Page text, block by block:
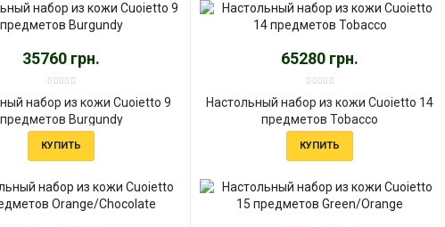
35760 грн.
набор из кожи Cuoietto 9
предметов Burgundy
КУПИТЬ
65280 грн.
Настольный набор из кожи Cuoietto 14
предметов Tobacco
КУПИТЬ